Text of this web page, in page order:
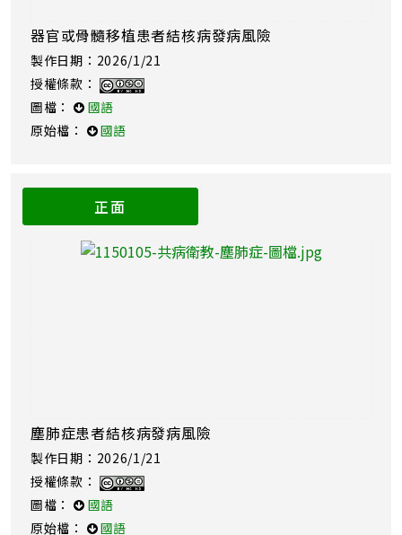
器官或骨髓移植患者結核病發病風險
製作日期：2026/1/21
授權條款：
圖檔：
國語
原始檔：
國語
正面
塵肺症患者結核病發病風險
製作日期：2026/1/21
授權條款：
圖檔：
國語
原始檔：
國語